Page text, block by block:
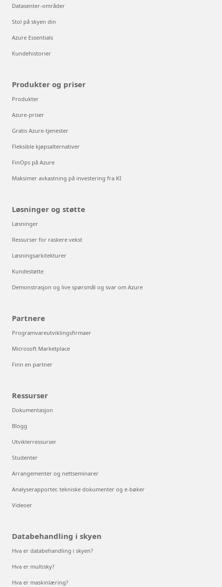
Datasenter-områder
Stol på skyen din
Azure Essentials
Kundehistorier
Produkter og priser
Produkter
Azure-priser
Gratis Azure-tjenester
Fleksible kjøpsalternativer
FinOps på Azure
Maksimer avkastning på investering fra KI
Løsninger og støtte
Løsninger
Ressurser for raskere vekst
Løsningsarkitekturer
Kundestøtte
Demonstrasjon og live spørsmål og svar om Azure
Partnere
Programvareutviklingsfirmaer
Microsoft Marketplace
Finn en partner
Ressurser
Dokumentasjon
Blogg
Utviklerressurser
Studenter
Arrangementer og nettseminarer
Analyserapporter, tekniske dokumenter og e-bøker
Videoer
Databehandling i skyen
Hva er databehandling i skyen?
Hva er multisky?
Hva er maskinlæring?